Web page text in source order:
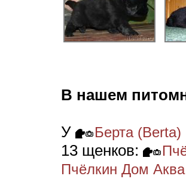
В нашем
У Берта (Berta)
13 щенков:
Пчёлкин Дом